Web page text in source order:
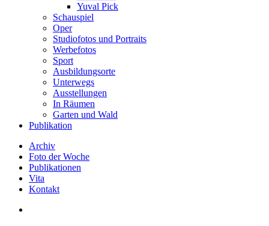
Yuval Pick
Schauspiel
Oper
Studiofotos und Portraits
Werbefotos
Sport
Ausbildungsorte
Unterwegs
Ausstellungen
In Räumen
Garten und Wald
Publikation
Archiv
Foto der Woche
Publikationen
Vita
Kontakt